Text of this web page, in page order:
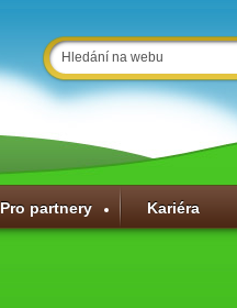
Pro partnery Kariéra